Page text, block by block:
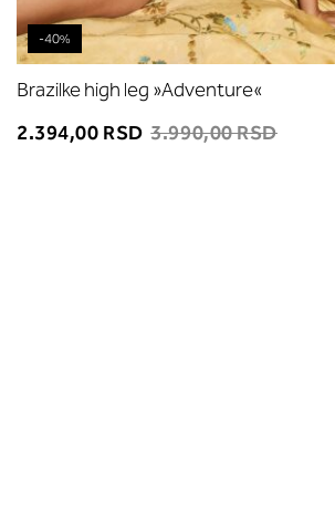
-40%
Brazilke high leg »Adventure«
2.394,00 RSD 3.990,00 RSD